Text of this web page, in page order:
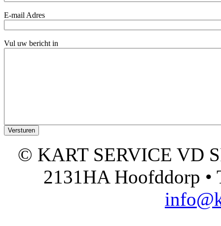
E-mail Adres
Vul uw bericht in
© KART SERVICE VD
2131HA Hoofddorp •